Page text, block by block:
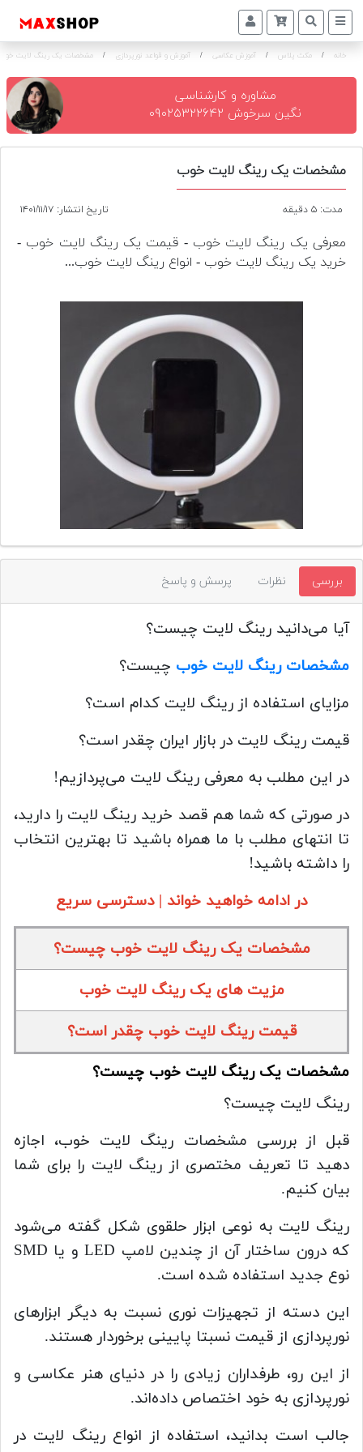
دوربین
و
تجهیزات
و
اکسسوری
دست
خرید
لیست
قیمت
دوربین
بله
خانه / مکث پلاس / آموزش عکاسی / آموزش و قواعد نورپردازی / مشخصات یک رینگ لایت
مشاوره و کارشناسی
نگین سرخوش ۰۹۰۲۵۳۲۲۶۴۲
مشخصات یک رینگ لایت خوب
مدت: ۵ دقیقه تاریخ انتشار: ۱۴۰۱/۱۱/۱۷
معرفی یک رینگ لایت خوب - قیمت یک رینگ لایت خوب -
خرید یک رینگ لایت خوب - انواع رینگ لایت خوب...
بررسی نظرات پرسش و پاسخ
آیا می‌دانید رینگ لایت چیست؟
مشخصات رینگ لایت خوب چیست؟
مزایای استفاده از رینگ لایت کدام است؟
قیمت رینگ لایت در بازار ایران چقدر است؟
در این مطلب به معرفی رینگ لایت می‌پردازیم!
در صورتی که شما هم قصد خرید رینگ لایت را دارید،
تا انتهای مطلب با ما همراه باشید تا بهترین انتخاب
را داشته باشید!
در ادامه خواهید خواند | دسترسی سریع
مشخصات یک رینگ لایت خوب چیست؟
مزیت های یک رینگ لایت خوب
قیمت رینگ لایت خوب چقدر است؟
مشخصات یک رینگ لایت خوب چیست؟
رینگ لایت چیست؟
قبل از بررسی مشخصات رینگ لایت خوب، اجازه
دهید تا تعریف مختصری از رینگ لایت را برای شما
بیان کنیم.
رینگ لایت به نوعی ابزار حلقوی شکل گفته می‌شود
که درون ساختار آن از چندین لامپ LED و یا SMD
نوع جدید استفاده شده است.
این دسته از تجهیزات نوری نسبت به دیگر ابزارهای
نورپردازی از قیمت نسبتا پایینی برخوردار هستند.
از این رو، طرفداران زیادی را در دنیای هنر عکاسی و
نورپردازی به خود اختصاص داده‌اند.
جالب است بدانید، استفاده از انواع رینگ لایت در